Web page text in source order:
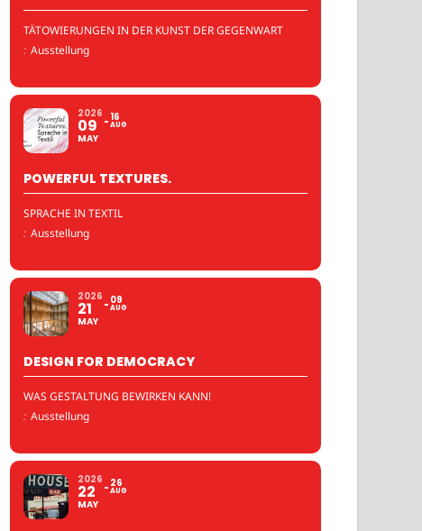
TÄTOWIERUNGEN IN DER KUNST DER GEGENWART
: Ausstellung
2026
09
MAY
16
AUG
POWERFUL TEXTURES.
SPRACHE IN TEXTIL
: Ausstellung
2026
21
MAY
09
AUG
DESIGN FOR DEMOCRACY
WAS GESTALTUNG BEWIRKEN KANN!
: Ausstellung
2026
22
MAY
26
AUG